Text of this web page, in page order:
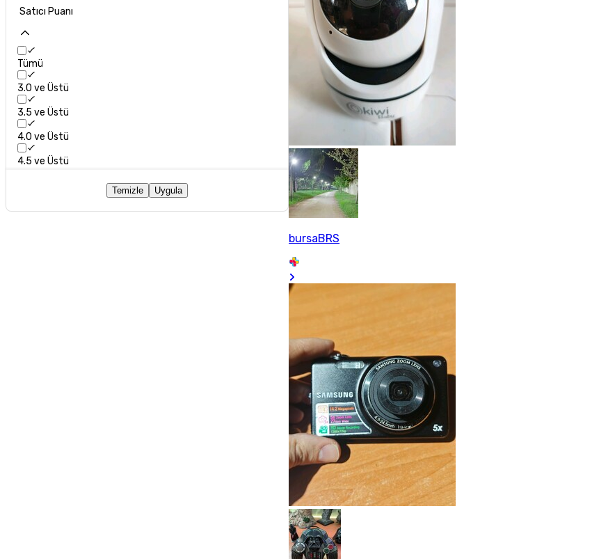
Satıcı Puanı
Tümü
3.0 ve Üstü
3.5 ve Üstü
4.0 ve Üstü
4.5 ve Üstü
Temizle Uygula
bursaBRS